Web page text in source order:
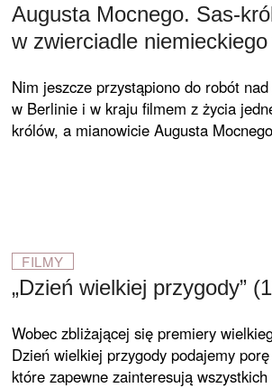
Augusta Mocnego. Sas-
w zwierciadle
Nim jeszcze przystąpiono do robót nad
w Berlinie i w kraju filmem z życia
królów, a mianowicie Augusta Mocnego
FILMY
„Dzień wielkiej przygody”
Wobec zbliżającej się premiery
Dzień wielkiej przygody podajemy porę
które zapewne zainteresują wszystkich